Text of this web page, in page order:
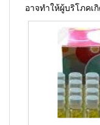
อาจทำให้ผู้บริโภคเ